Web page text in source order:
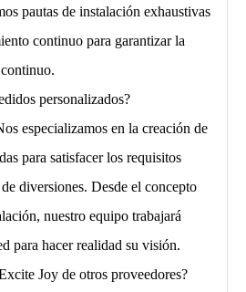
pautas de instalación exhaustivas
continuo para garantizar la
personalizados?
especializamos en la creación de
para satisfacer los requisitos
diversiones. Desde el concepto
nuestro equipo trabajará
para hacer realidad su visión.
Joy de otros proveedores?